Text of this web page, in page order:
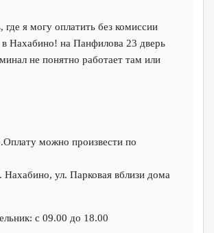
где я могу оплатить без комиссии
Нахабино! на Панфилова 23 дверь
не понятно работает там или
можно произвести по
Нахабино, ул. Парковая вблизи дома
с 09.00 до 18.00